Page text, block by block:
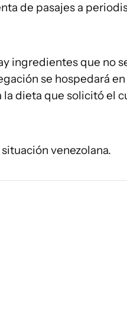
de pasajes a
ingredientes que no
se hospedará en
la dieta que solicitó el
venezolana.